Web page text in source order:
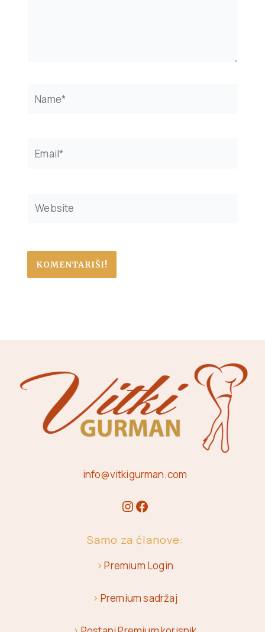
info@vitkigurman.com
Samo za članove:
>Premium Login
> Premium sadržaj